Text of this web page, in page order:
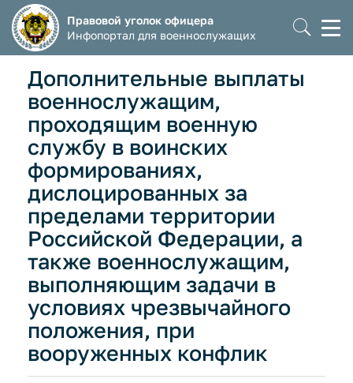
Правовой уголок офицера
Инфопортал для военнослужащих
Дополнительные выплаты
военнослужащим,
проходящим военную
службу в воинских
формированиях,
дислоцированных за
пределами территории
Российской Федерации, а
также военнослужащим,
выполняющим задачи в
условиях чрезвычайного
положения, при
вооруженных конфлик